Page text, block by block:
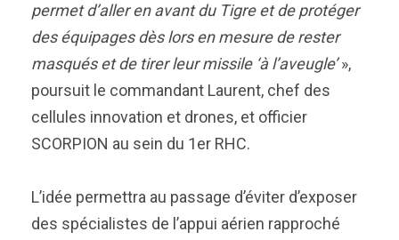
permet d’aller en avant du Tigre et de protéger
des équipages dès lors en mesure de rester
masqués et de tirer leur missile ‘à l’aveugle’»,
poursuit le commandant Laurent, chef des
cellules innovation et drones, et officier
SCORPION au sein du 1er RHC.
L’idée permettra au passage d’éviter d’exposer
des spécialistes de l’appui aérien rapproché